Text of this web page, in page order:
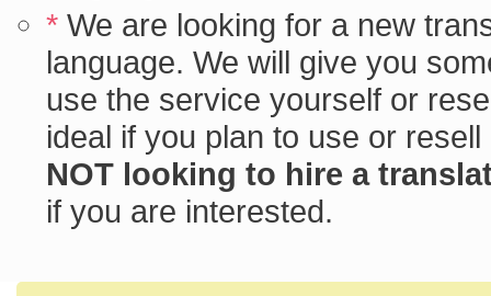
* We are looking for a new
language. We will give you
use the service yourself or
ideal if you plan to use or
NOT looking to hire a
if you are interested.